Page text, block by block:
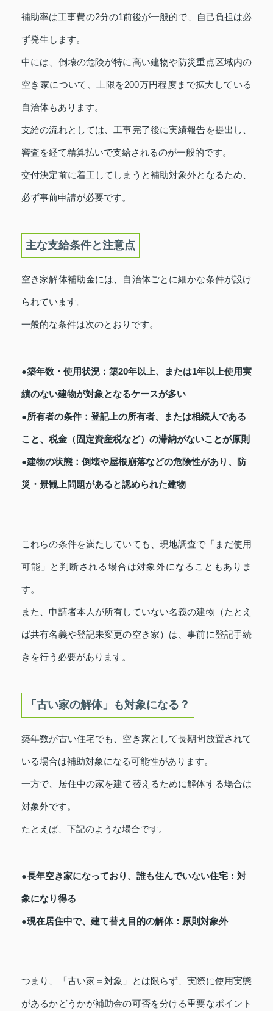
補助率は工事費の2分の1前後が一般的で、自己負担は必
ず発生します。
中には、倒壊の危険が特に高い建物や防災重点区域内の
空き家について、上限を200万円程度まで拡大している
自治体もあります。
支給の流れとしては、工事完了後に実績報告を提出し、
審査を経て精算払いで支給されるのが一般的です。
交付決定前に着工してしまうと補助対象外となるため、
必ず事前申請が必要です。
主な支給条件と注意点
空き家解体補助金には、自治体ごとに細かな条件が設け
られています。
一般的な条件は次のとおりです。
●築年数・使用状況：築20年以上、または1年以上使用実
績のない建物が対象となるケースが多い
●所有者の条件：登記上の所有者、または相続人である
こと、税金（固定資産税など）の滞納がないことが原則
●建物の状態：倒壊や屋根崩落などの危険性があり、防
災・景観上問題があると認められた建物
これらの条件を満たしていても、現地調査で「まだ使用
可能」と判断される場合は対象外になることもありま
す。
また、申請者本人が所有していない名義の建物（たとえ
ば共有名義や登記未変更の空き家）は、事前に登記手続
きを行う必要があります。
「古い家の解体」も対象になる？
築年数が古い住宅でも、空き家として長期間放置されて
いる場合は補助対象になる可能性があります。
一方で、居住中の家を建て替えるために解体する場合は
対象外です。
たとえば、下記のような場合です。
●長年空き家になっており、誰も住んでいない住宅：対
象になり得る
●現在居住中で、建て替え目的の解体：原則対象外
つまり、「古い家＝対象」とは限らず、実際に使用実態
があるかどうかが補助金の可否を分ける重要なポイント